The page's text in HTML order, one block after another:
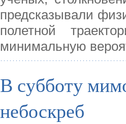
предсказывали
полетной
минимальную
В субботу
небоскреб